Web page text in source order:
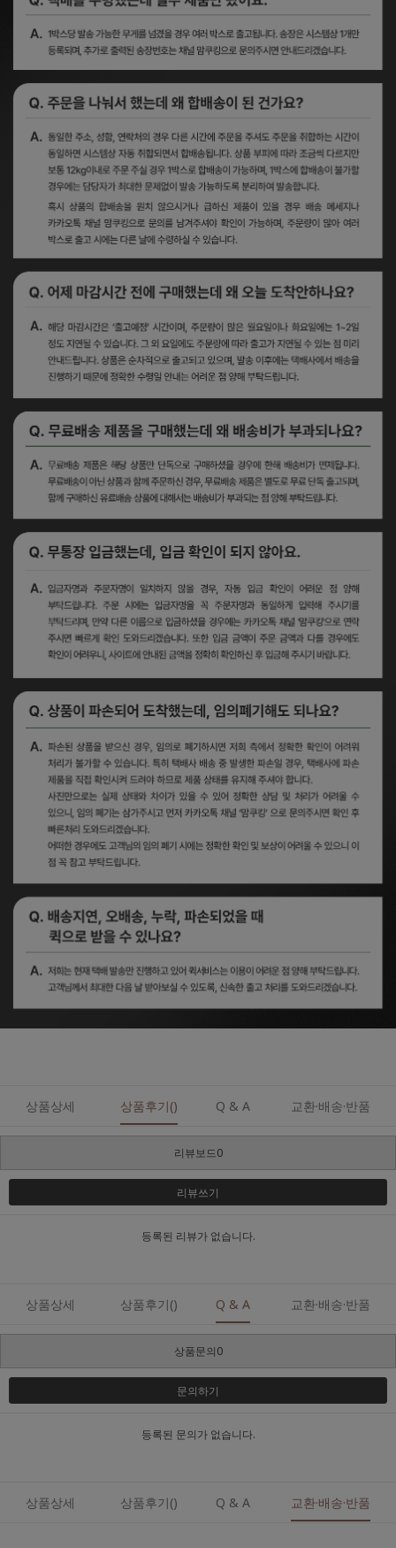
상품상세 상품후기() Q & A 교환·배송·반품
리뷰보드0
리뷰쓰기
등록된 리뷰가 없습니다.
상품상세 상품후기() Q & A 교환·배송·반품
상품문의0
문의하기
등록된 문의가 없습니다.
상품상세 상품후기() Q & A 교환·배송·반품